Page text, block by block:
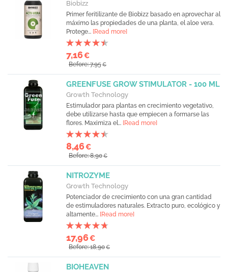
Biobizz
Primer feritilizante de Biobizz basado en aprovechar al
máximo las propiedades de una planta, el aloe vera.
Protege... [Read more]
7,16€
Before: 7,95€
GREENFUSE GROW STIMULATOR - 100 ML
Growth Technology
Estimulador para plantas en crecimiento vegetativo,
debe utilizarse hasta que empiecen a formarse las
flores. Maximiza el... [Read more]
8,46€
Before: 8,90€
NITROZYME
Growth Technology
Potenciador de crecimiento con una gran cantidad
de estimuladores naturales. Extracto puro, ecológico y
altamente... [Read more]
17,96€
Before: 18,90€
BIOHEAVEN